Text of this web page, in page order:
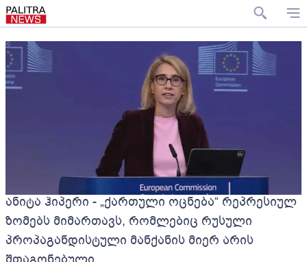
ანიტა ჰიპერი - „ქართული ოცნება“ რეპრესიულ
ზომებს მიმართავს, რომლებიც რუსული
პროპაგანდისტული მანქანის მიერ არის